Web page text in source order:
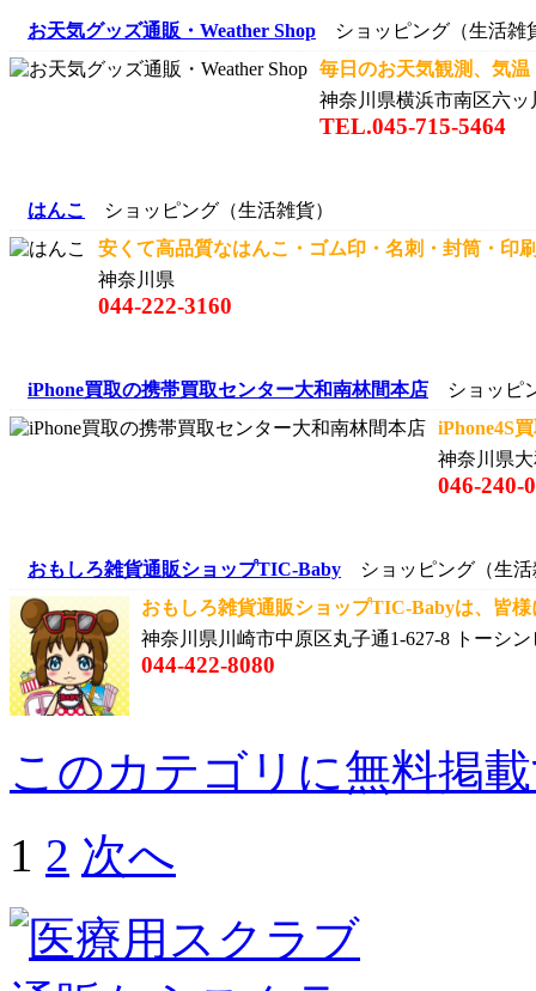
お天気グッズ通販・Weather Shop ショッピング（生活雑
毎日のお天気観測、気
神奈川県横浜市南区六ッ
TEL.045-715-5464
はんこ
ショッピング（生活雑貨）
安くて高品質なはんこ・ゴム印・名刺・封筒・印
神奈川県
044-222-3160
iPhone買取の携帯買取センター大和南林間本店 ショッピ
iPhone4S
神奈川県
046-240-
おもしろ雑貨通販ショップTIC-Baby ショッピング（生活
おもしろ雑貨通販ショップTIC-Babyは、皆
神奈川県川崎市中原区丸子通1-627-8 トーシン
044-422-8080
このカテゴリに無料掲
1 2 次へ